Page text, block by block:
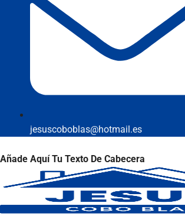
jesuscoboblas@hotmail.es
Añade Aquí Tu Texto De Cabecera